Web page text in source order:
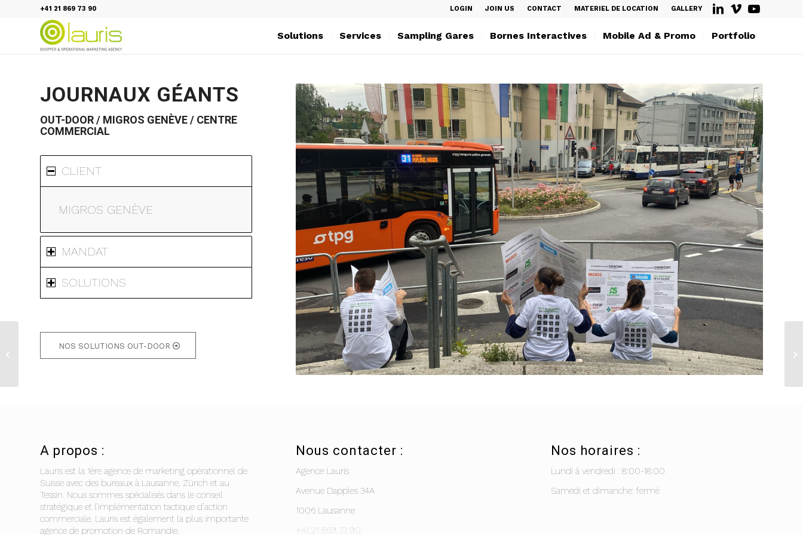
LOGIN JOIN US CONTACT MATERIEL DE LOCATION GALLERY
+41 21 869 73 90
Solutions Services Sampling Gares Bornes Interactives Mobile Ad & Promo Portfolio
JOURNAUX GÉANTS
OUT-DOOR / MIGROS GENÈVE / CENTRE
COMMERCIAL
CLIENT
MIGROS GENÈVE
MANDAT
SOLUTIONS
NOS SOLUTIONS OUT-DOOR
A propos :
Lauris est la 1ère agence de marketing opérationnel de
Suisse avec des bureaux à Lausanne, Zürich et au
Tessin. Nous sommes spécialisés dans le conseil
stratégique et l’implémentation tactique d’action
commerciale. Lauris est également la plus importante
agence de promotion de Romandie.
Nous contacter :
Agence Lauris
Avenue Dapples 34A
1006 Lausanne
+41 21 869 73 90
Nos horaires :
Lundi à vendredi : 8:00-18:00
Samedi et dimanche: fermé
PERLE DE LAIT – Mall